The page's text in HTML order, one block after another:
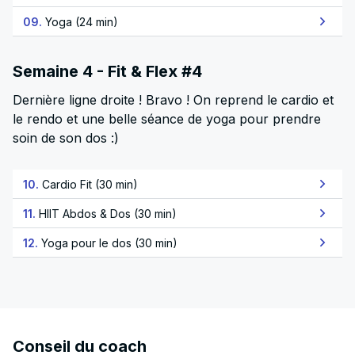
09. Yoga (24 min)
Semaine 4 - Fit & Flex #4
Dernière ligne droite ! Bravo ! On reprend le cardio et
le rendo et une belle séance de yoga pour prendre
soin de son dos :)
10. Cardio Fit (30 min)
11. HIIT Abdos & Dos (30 min)
12. Yoga pour le dos (30 min)
Conseil du coach